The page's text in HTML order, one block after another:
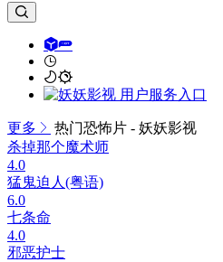
更多
热门恐怖片 - 妖妖影视
杀掉那个魔术师
4.0
猛鬼迫人(粤语)
6.0
七条命
4.0
邪恶护士